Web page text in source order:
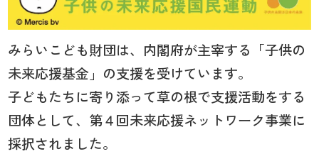
みらいこども財団は、内閣府が主宰する「子供の
未来応援基金」の支援を受けています。
子どもたちに寄り添って草の根で支援活動をする
団体として、第４回未来応援ネットワーク事業に
採択されました。